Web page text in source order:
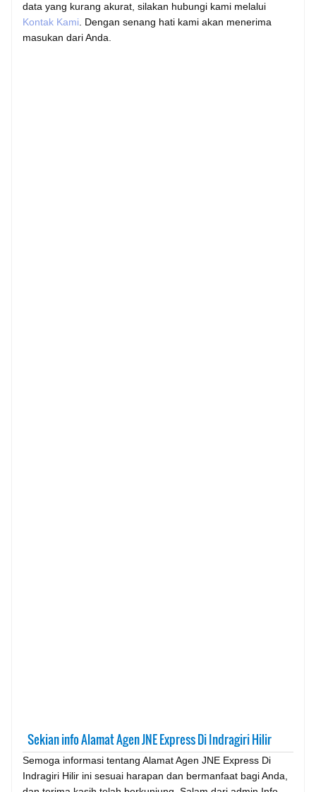
data yang kurang akurat, silakan hubungi kami melalui
Kontak Kami . Dengan senang hati kami akan menerima
masukan dari Anda.
Sekian info Alamat Agen JNE Express Di Indragiri Hilir
Semoga informasi tentang Alamat Agen JNE Express Di
Indragiri Hilir ini sesuai harapan dan bermanfaat bagi Anda,